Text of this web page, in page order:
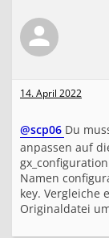
14. April 2022
@scp06 Du
anpassen auf
Namen
key. Vergleiche
Originaldatei